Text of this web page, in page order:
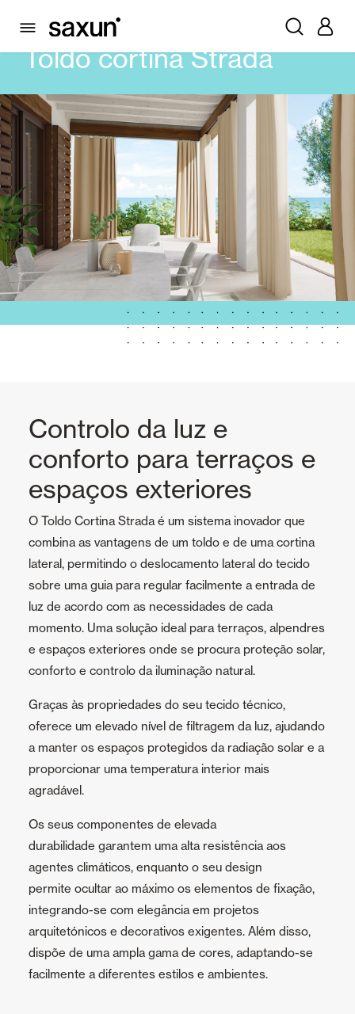
PRODUTOS TOLDOS TOLDO CORTINA STRADA
Toldo cortina Strada
Controlo da luz e
conforto para terraços e
espaços exteriores
O Toldo Cortina Strada é um sistema inovador que
combina as vantagens de um toldo e de uma cortina
lateral, permitindo o deslocamento lateral do tecido
sobre uma guia para regular facilmente a entrada de
luz de acordo com as necessidades de cada
momento. Uma solução ideal para terraços, alpendres
e espaços exteriores onde se procura proteção solar,
conforto e controlo da iluminação natural.
Graças às propriedades do seu tecido técnico,
oferece um elevado nível de filtragem da luz, ajudando
a manter os espaços protegidos da radiação solar e a
proporcionar uma temperatura interior mais
agradável.
Os seus componentes de elevada
durabilidade garantem uma alta resistência aos
agentes climáticos, enquanto o seu design
permite ocultar ao máximo os elementos de fixação,
integrando-se com elegância em projetos
arquitetónicos e decorativos exigentes. Além disso,
dispõe de uma ampla gama de cores, adaptando-se
facilmente a diferentes estilos e ambientes.